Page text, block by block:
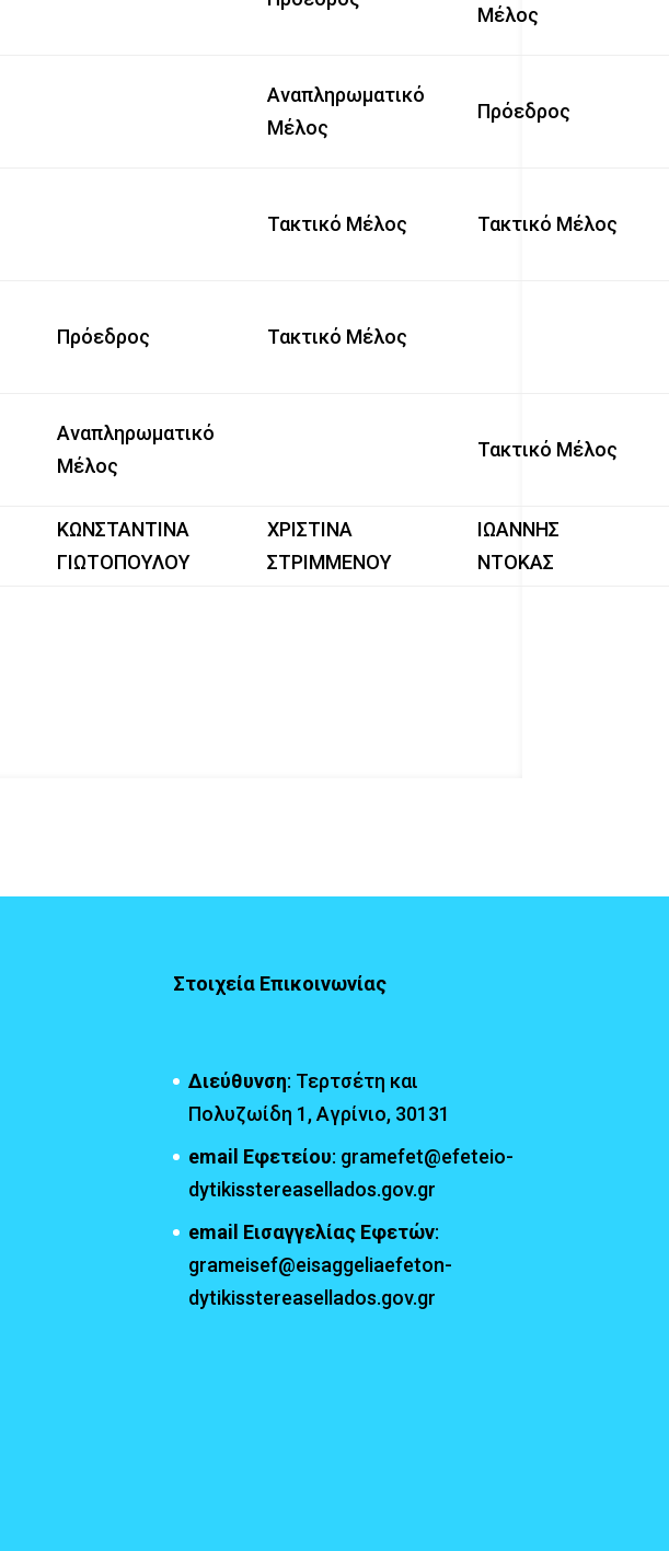
Μέλος
Αναπληρωματικό
Μέλος
Πρόεδρος
Τακτικό Μέλος Τακτικό Μέλος
Πρόεδρος Τακτικό Μέλος
Αναπληρωματικό
Μέλος
Τακτικό Μέλος
ΚΩΝΣΤΑΝΤΙΝΑ
ΓΙΩΤΟΠΟΥΛΟΥ
ΧΡΙΣΤΙΝΑ
ΣΤΡΙΜΜΕΝΟΥ
ΙΩΑΝΝΗΣ
ΝΤΟΚΑΣ
Στοιχεία Επικοινωνίας
Διεύθυνση: Τερτσέτη και
Πολυζωίδη 1, Αγρίνιο, 30131
email Εφετείου: gramefet@efeteio-
dytikisstereasellados.gov.gr
email Εισαγγελίας Εφετών:
grameisef@eisaggeliaefeton-
dytikisstereasellados.gov.gr